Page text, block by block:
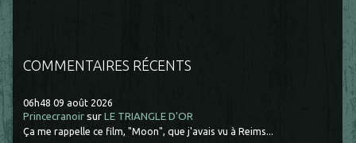
COMMENTAIRES RÉCENTS
06h48 09 août 2026
Princecranoir surLE TRIANGLE D'OR
Ça me rappelle ce film, "Moon", que j'avais vu à Reims...